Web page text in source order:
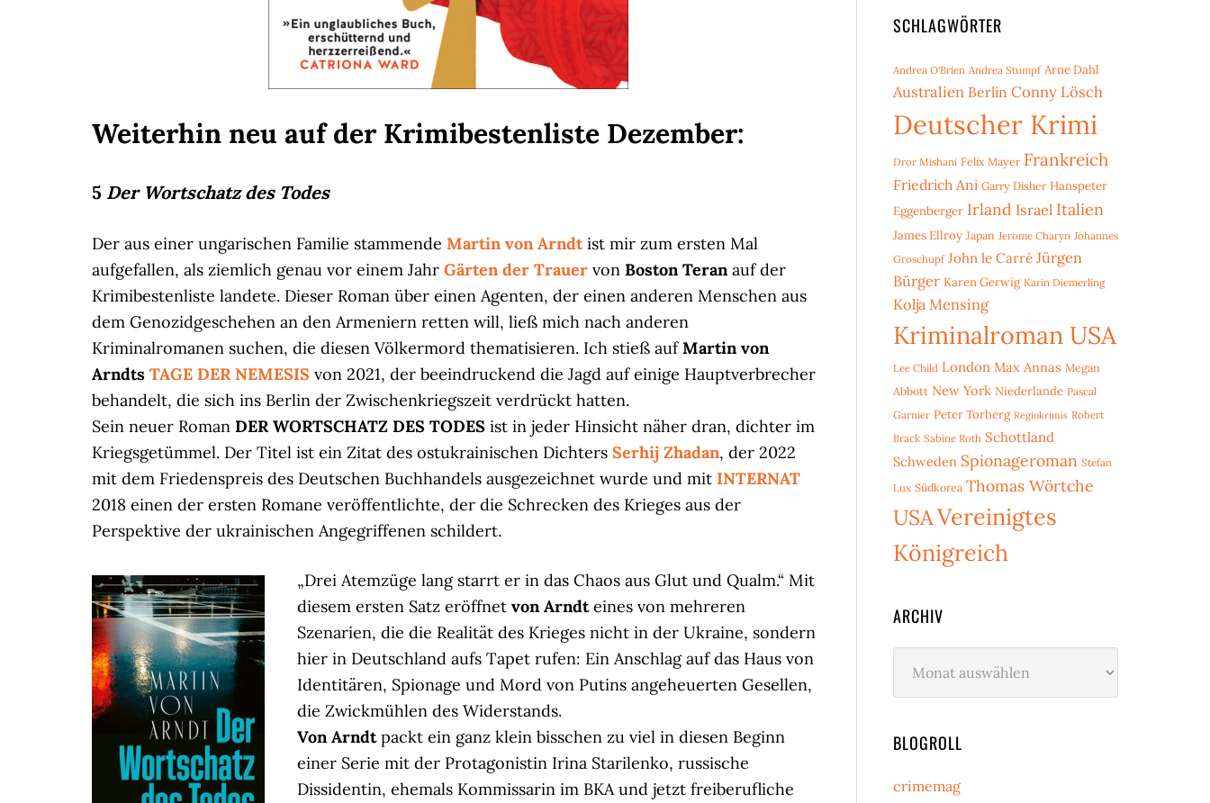
Weiterhin neu auf der Krimibestenliste Dezember:
5 Der Wortschatz des Todes
Der aus einer ungarischen Familie stammende Martin von Arndtist mir zum ersten Mal
aufgefallen, als ziemlich genau vor einem Jahr Gärten der Trauer von Boston Teranauf der
Krimibestenliste landete. Dieser Roman über einen Agenten, der einen anderen Menschen aus
dem Genozidgeschehen an den Armeniern retten will, ließ mich nach anderen
Kriminalromanen suchen, die diesen Völkermord thematisieren. Ich stieß aufMartin von
Arndts TAGE DER NEMESIS von 2021, der beeindruckend die Jagd auf einige Hauptverbrecher
behandelt, die sich ins Berlin der Zwischenkriegszeit verdrückt hatten.
Sein neuer Roman DER WORTSCHATZ DES TODES ist in jeder Hinsicht näher dran, dichter im
Kriegsgetümmel. Der Titel ist ein Zitat des ostukrainischen Dichters Serhij Zhadan, der 2022
mit dem Friedenspreis des Deutschen Buchhandels ausgezeichnet wurde und mit INTERNAT
2018 einen der ersten Romane veröffentlichte, der die Schrecken des Krieges aus der
Perspektive der ukrainischen Angegriffenen schildert.
„Drei Atemzüge lang starrt er in das Chaos aus Glut und Qualm.“ Mit
diesem ersten Satz eröffnet von Arndteines von mehreren
Szenarien, die die Realität des Krieges nicht in der Ukraine, sondern
hier in Deutschland aufs Tapet rufen: Ein Anschlag auf das Haus von
Identitären, Spionage und Mord von Putins angeheuerten Gesellen,
die Zwickmühlen des Widerstands.
Von Arndtpackt ein ganz klein bisschen zu viel in diesen Beginn
einer Serie mit der Protagonistin Irina Starilenko, russische
Dissidentin, ehemals Kommissarin im BKA und jetzt freiberufliche
SCHLAGWÖRTER
Andrea O'Brien Andrea Stumpf Arne Dahl
Australien Berlin Conny Lösch
Deutscher Krimi
Dror Mishani Felix Mayer Frankreich
Friedrich Ani Garry Disher Hanspeter
Eggenberger Irland Israel Italien
James Ellroy Japan Jerome Charyn Johannes
Groschupf John le Carré Jürgen
Bürger Karen Gerwig Karin Diemerling
Kolja Mensing
Kriminalroman USA
Lee Child London Max Annas Megan
Abbott New York Niederlande Pascal
Garnier Peter Torberg Regiokrimis Robert
Brack Sabine Roth Schottland
Schweden Spionageroman Stefan
Lux Südkorea Thomas Wörtche
USAVereinigtes
Königreich
ARCHIV
BLOGROLL
crimemag